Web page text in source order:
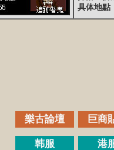
具体地點
樂古論壇 巨商
韩服 港